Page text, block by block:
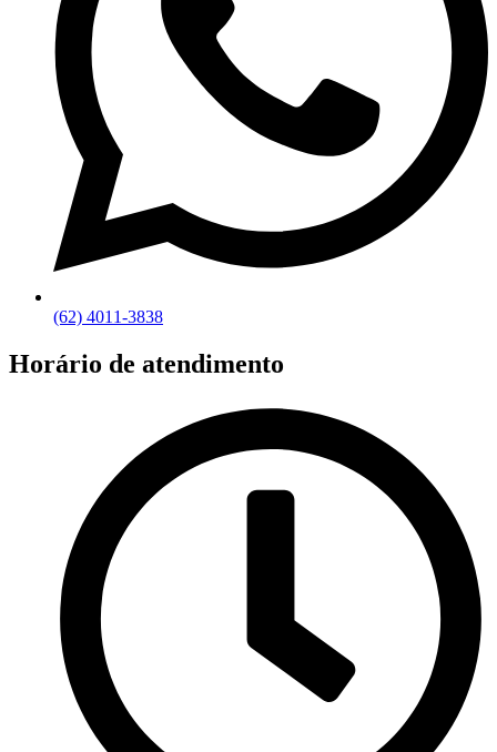
(62) 4011-3838
Horário de atendimento